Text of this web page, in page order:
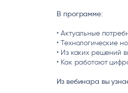
В программе:
• Актуальные
• Технологические
• Из каких решений
• Как работают
Из вебинара вы